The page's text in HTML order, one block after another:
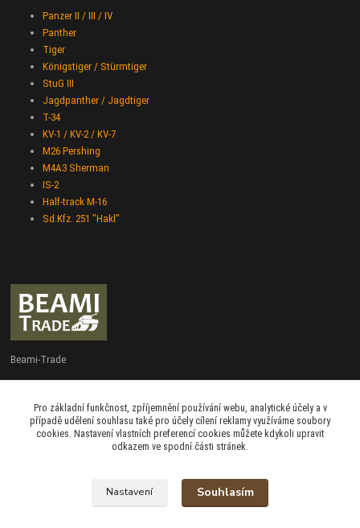
Panzer II / III / IV
Panther
Tiger
Königstiger / Stürmtiger
StuG III
Jagdpanther / Jagdtiger
T-34
KV-1 / KV-2 / KV-7
M26 Pershing
M4A3 Sherman
IS-2
Half-track M-16
Sd.Kfz. 251 "Hakl"
Beami-Trade
+420 775 427 778
Po - Pá 9:00 - 16:00
admin@beami-trade.cz
Pro základní funkčnost, zpříjemnění používání webu, analytické účely a v
případě udělení souhlasu také pro účely cílení reklamy využíváme soubory
cookies. Nastavení vlastních preferencí cookies můžete kdykoli upravit
odkazem ve spodní části stránek.
Nastavení Souhlasím